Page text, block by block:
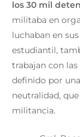
los 30 mil
militaba en
luchaban en
estudiantil,
trabajan con las
definido por
neutralidad,
militancia.